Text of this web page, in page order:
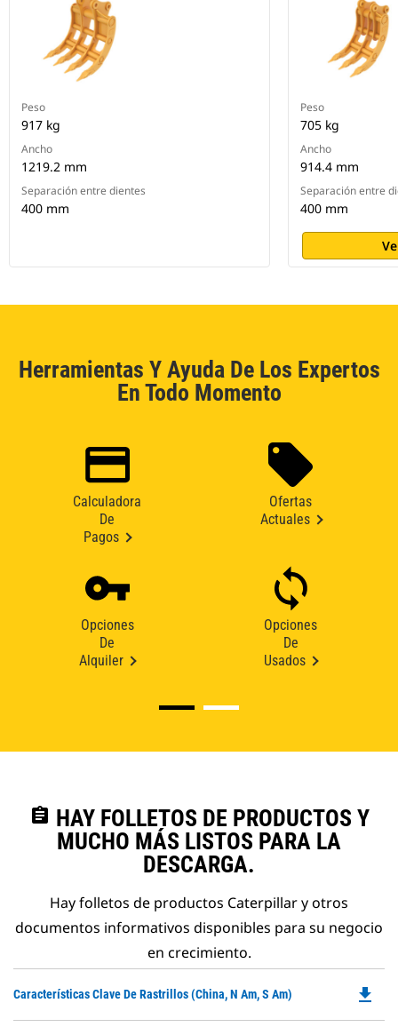
Peso
917 kg
Ancho
1219.2 mm
Separación entre dientes
400 mm
Peso
705 kg
Ancho
914.4 mm
Separación entre
400 mm
Herramientas Y Ayuda De Los Expertos
En Todo Momento
Calculadora
De
Pagos
Ofertas
Actuales
Opciones
De
Alquiler
Opciones
De
Usados
assignment HAY FOLLETOS DE PRODUCTOS Y
MUCHO MÁS LISTOS PARA LA
DESCARGA.
Hay folletos de productos Caterpillar y otros
documentos informativos disponibles para su negocio
en crecimiento.
Características Clave De Rastrillos (China, N Am, S Am) file_download